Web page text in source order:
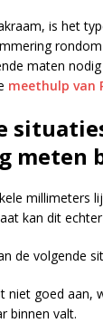
is het
maten
meethulp van
meten
millimeters
kan dit
de volgende
niet goed aan,
binnen valt.